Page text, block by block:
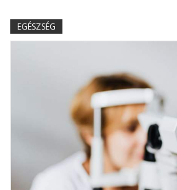
EGÉSZSÉG